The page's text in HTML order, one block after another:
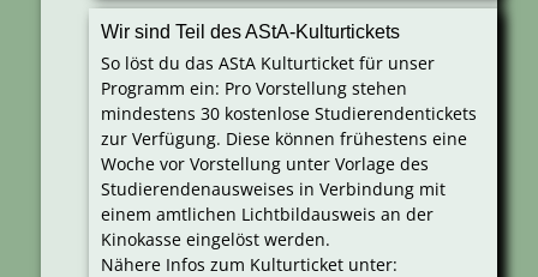
Wir sind Teil des AStA-Kulturtickets
So löst du das AStA Kulturticket für unser
Programm ein: Pro Vorstellung stehen
mindestens 30 kostenlose Studierendentickets
zur Verfügung. Diese können frühestens eine
Woche vor Vorstellung unter Vorlage des
Studierendenausweises in Verbindung mit
einem amtlichen Lichtbildausweis an der
Kinokasse eingelöst werden.
Nähere Infos zum Kulturticket unter: